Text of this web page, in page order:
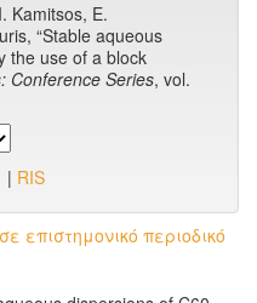
Kamitsos, E.
“Stable aqueous
the use of a block
Conference Series, vol.
| RIS
επιστημονικό περιοδικό